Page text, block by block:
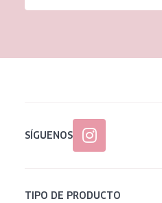
Todas las edades
SÍGUENOS
TIPO DE PRODUCTO